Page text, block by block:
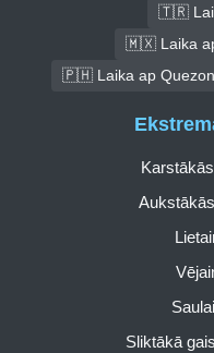
🇹🇷
🇲🇽 Laika
🇵🇭 Laika ap
Sliktākā